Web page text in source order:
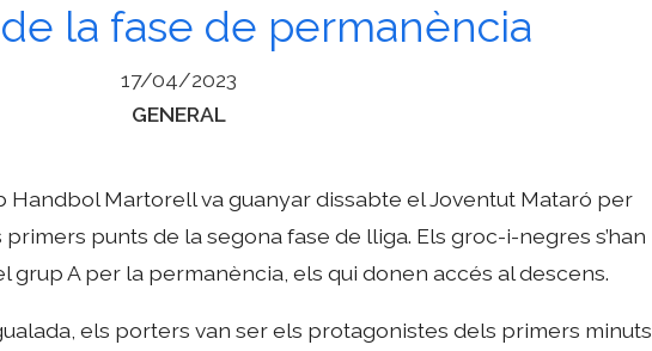
de la fase de permanència
17/04/2023
Categories
GENERAL
Handbol Martorell va guanyar dissabte el Joventut Mataró per
primers punts de la segona fase de lliga. Els groc-i-negres s’han
grup A per la permanència, els qui donen accés al descens.
els porters van ser els protagonistes dels primers minuts